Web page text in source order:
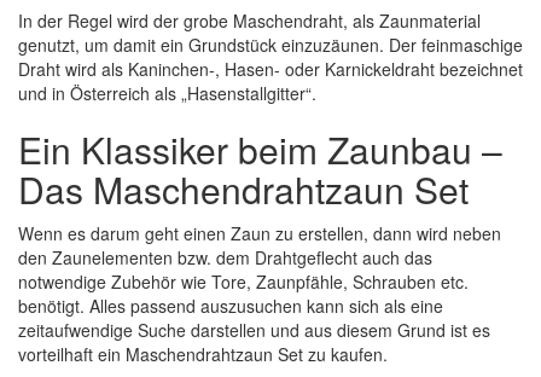
In der Regel wird der grobe Maschendraht, als Zaunmaterial
genutzt, um damit ein Grundstück einzuzäunen. Der feinmaschige
Draht wird als Kaninchen-, Hasen- oder Karnickeldraht bezeichnet
und in Österreich als „Hasenstallgitter“.
Ein Klassiker beim Zaunbau –
Das Maschendrahtzaun Set
Wenn es darum geht einen Zaun zu erstellen, dann wird neben
den Zaunelementen bzw. dem Drahtgeflecht auch das
notwendige Zubehör wie Tore, Zaunpfähle, Schrauben etc.
benötigt. Alles passend auszusuchen kann sich als eine
zeitaufwendige Suche darstellen und aus diesem Grund ist es
vorteilhaft ein Maschendrahtzaun Set zu kaufen.